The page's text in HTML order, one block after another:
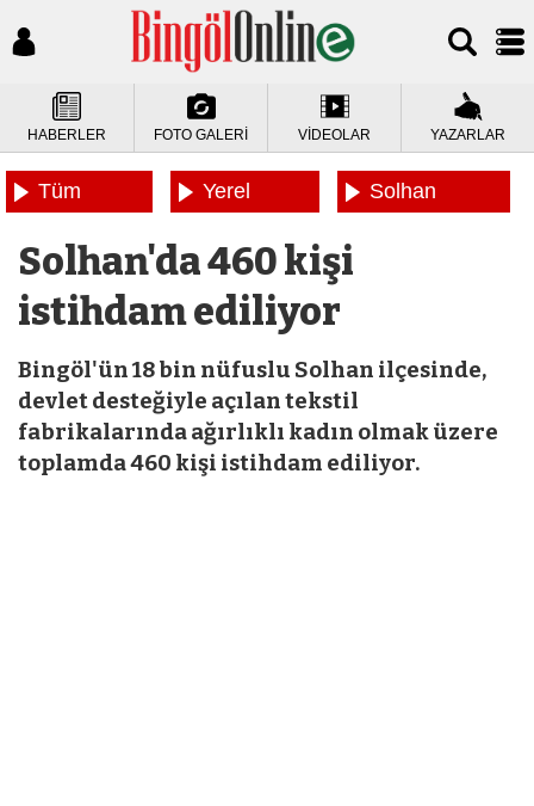
HABERLER FOTO GALERİ VİDEOLAR YAZARLAR
Tüm
Yerel
Solhan
Solhan'da 460 kişi
istihdam ediliyor
Bingöl'ün 18 bin nüfuslu Solhan ilçesinde,
devlet desteğiyle açılan tekstil
fabrikalarında ağırlıklı kadın olmak üzere
toplamda 460 kişi istihdam ediliyor.